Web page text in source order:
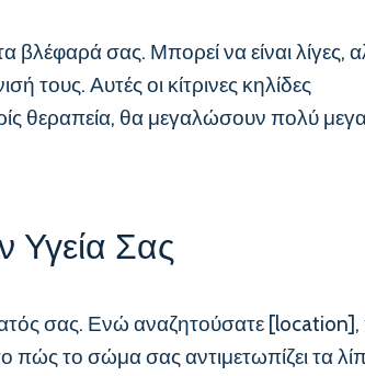
βλέφαρά σας. Μπορεί να είναι λίγες,
Αυτές οι κίτρινες κηλίδες
θεραπεία, θα μεγαλώσουν πολύ
Υγεία Σας
σας. Ενώ αναζητούσατε [location],
το σώμα σας αντιμετωπίζει τα